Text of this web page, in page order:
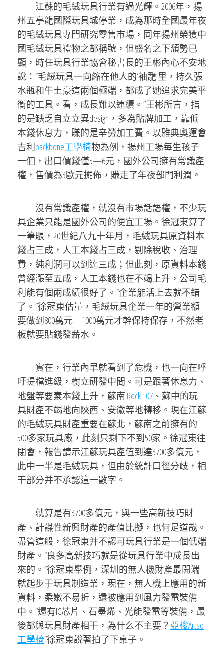
江蘇的毛絨玩具行業有過光輝。2006年，揚
州五亭龍國際玩具城停業，成為那時全國最年夜
的毛絨玩具專門研究零售市場，同年揚州榮獲中
國毛絨玩具禮物之都稱號，但盛名之下頹勢已
顯，時任玩具行業協會秘書長的王彬內心不安地
說：“毛絨玩具一向縮在他人的‘袖籠’里，持久張
水瓶和牛土豪這兩個極端，都成了她追求完美平
衡的工具。看，成長難以連續。”王彬所言，指
的是缺乏自立立異design，多為貼牌加工，靠低
本錢休息力，賺的是辛勞加工費。以雅典奧運會
吉利backbone工學椅物為例，揚州工場每生孩子
一個，出口價錢僅5—6元，國外公司擁有常識產
權，售價為3歐元擺佈，賺走了年夜部門利潤。
沒有常識產權，就沒有市場話語權，不少玩
具企業只能是國外公司的便宜工場。徐冠東算了
一筆賬，20世紀八九十年月，毛絨玩具原資料本
錢占三成，人工本錢占三成，剔除稅收、治理
費，純利潤可以到達三成；但此刻，原資料本錢
曾經漲至五成，人工本錢也在不竭上升，公司毛
利能有個兩成績很好了。“企業能活上去就不錯
了。”徐冠東估量，毛絨玩具企業一年的營業額
要做到800萬元—1000萬元才幹保持保存，不然老
板就要貼錢發薪水。
實在，行業內早就看到了危機，也一向在呼
吁提檔進級，樹立研發中間。可是跟著休息力、
地盤等要素本錢上升，蘇南iRock T07 、蘇中的玩
具財產不竭地向陜西、安徽等地轉移。現在江蘇
的毛絨玩具財產重要在蘇北，蘇南之前擁有的
500多家玩具廠，此刻只剩下不到50家。徐冠東往
閉會，報告請示江蘇玩具產值到達3700多億元，
此中一半是毛絨玩具，但由於統計口徑分歧，相
干部分并不承認這一數字。
就算是有3700多億元，與一些高新技巧財
產、計謀性新興財產的產值比擬，也何足道哉。
盡管這般，徐冠東并不認可玩具行業是一個低端
財產。“良多高新技巧就是從玩具行業中成長出
來的。”徐冠東舉例，深圳的無人機財產最開端
就起步于玩具制造業，現在，無人機上應用的新
資料，柔嫩不易折，還被應用到風力發電裝備
中。“還有IC芯片、石墨烯、光能發電等裝備，最
後都與玩具財產相干，為什么不主要？ 亞梭Artso
工學椅”徐冠東說著拍了下桌子。